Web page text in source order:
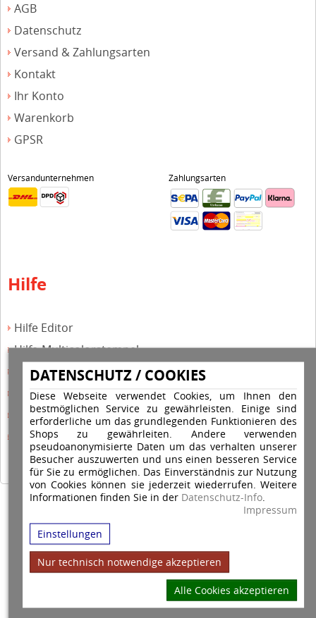
DATENSCHUTZ / COOKIES
Diese Webseite verwendet Cookies, um Ihnen den
bestmöglichen Service zu gewährleisten. Einige sind
erforderliche um das grundlegenden Funktionieren des
Shops zu gewährleiten. Andere verwenden
pseudoanonymisierte Daten um das verhalten unserer
Besucher auszuwerten und uns einen besseren Service
für Sie zu ermöglichen. Das Einverständnis zur Nutzung
von Cookies können sie jederzeit wiederrufen. Weitere
Informationen finden Sie in der Datenschutz-Info.
Impressum
Einstellungen
Nur technisch notwendige akzeptieren
Alle Cookies akzeptieren
AGB
Datenschutz
Versand & Zahlungsarten
Kontakt
Ihr Konto
Warenkorb
GPSR
Versandunternehmen Zahlungsarten
Hilfe
Hilfe Editor
Hilfe-Multicolorstempel
Hilfe-Rundstempel
Hilfe Rundstempel Holz
Hilfe Stempelkissen wechseln
Hilfe Stempelplatte wechseln
Copyright © 2026 Stempel Toenges GmbH - Alle Rechte vorbehalten